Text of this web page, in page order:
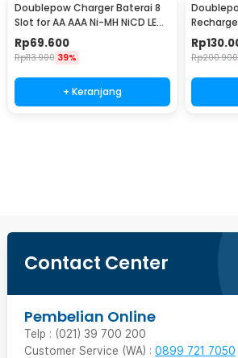
Doublepow Charger Baterai 8
Slot for AA AAA Ni-MH NiCD LED
Light - DP-K18
Rp69.600
Rp113.900 39%
+ Keranjang
with AA 4
Rp
Rp200.900
Contact Center
Pembelian Online
Telp : (021) 39 700 200
Customer Service (WA) : 0899 721 7050